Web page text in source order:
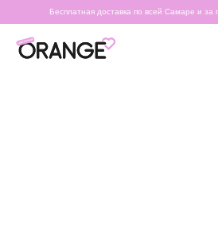
Бесплатная доставка по всей Самаре и за